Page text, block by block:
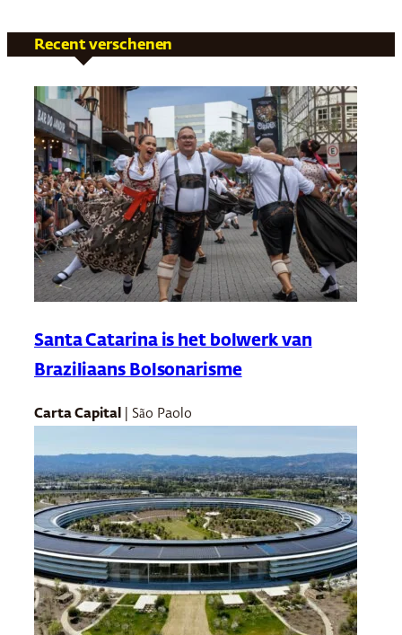
Recent verschenen
Santa Catarina is het bolwerk van
Braziliaans Bolsonarisme
Carta Capital | São Paolo